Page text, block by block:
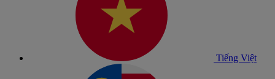
Tiếng Việt